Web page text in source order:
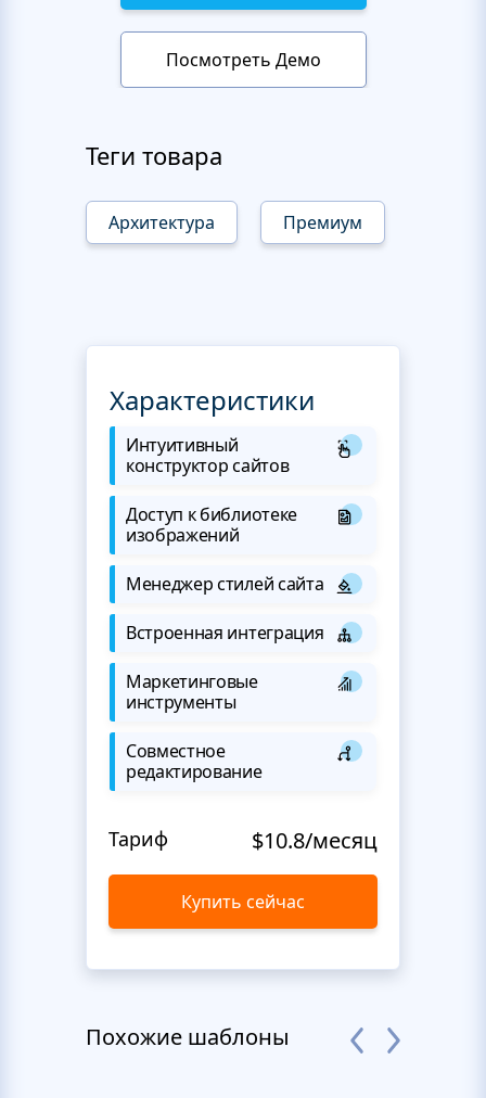
Посмотреть Демо
Теги товара
Архитектура Премиум
Характеристики
Интуитивный
конструктор сайтов
Доступ к библиотеке
изображений
Менеджер стилей сайта
Встроенная интеграция
Маркетинговые
инструменты
Совместное
редактирование
Тариф $10.8/месяц
Купить сейчас
Похожие шаблоны